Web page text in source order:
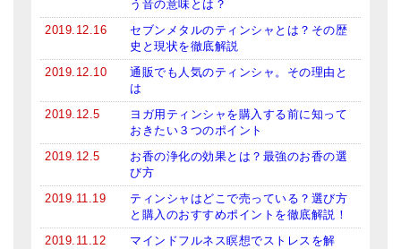
う音の意味とは？
2019.12.16
セブンメタルのティンシャとは？その歴
史と現状を徹底解説
2019.12.10
通販でも人気のティンシャ。その理由と
は
2019.12.5
ヨガ用ティンシャを購入する前に知って
おきたい３つのポイント
2019.12.5
お香の浄化の効果とは？最強のお香の選
び方
2019.11.19
ティンシャはどこで売っている？選び方
と購入のおすすめポイントを徹底解説！
2019.11.12
マインドフルネス瞑想でストレスを解